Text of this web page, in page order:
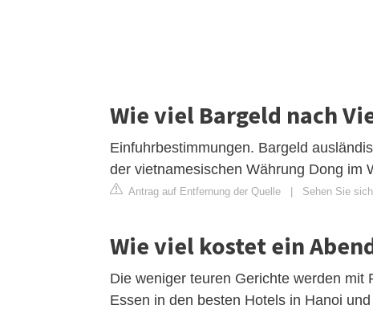
Wie viel Bargeld nach
Einfuhrbestimmungen. Bargeld
der vietnamesischen Währung Dong im
Antrag auf Entfernung der Quelle Sehen Sie
Wie viel kostet ein
Die weniger teuren Gerichte werden
Essen in den besten Hotels in Hanoi